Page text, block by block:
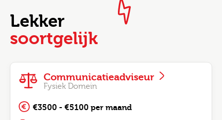
Lekker
soortgelijk
Communicatieadviseur
Fysiek Domein
€3500 - €5100 per maand